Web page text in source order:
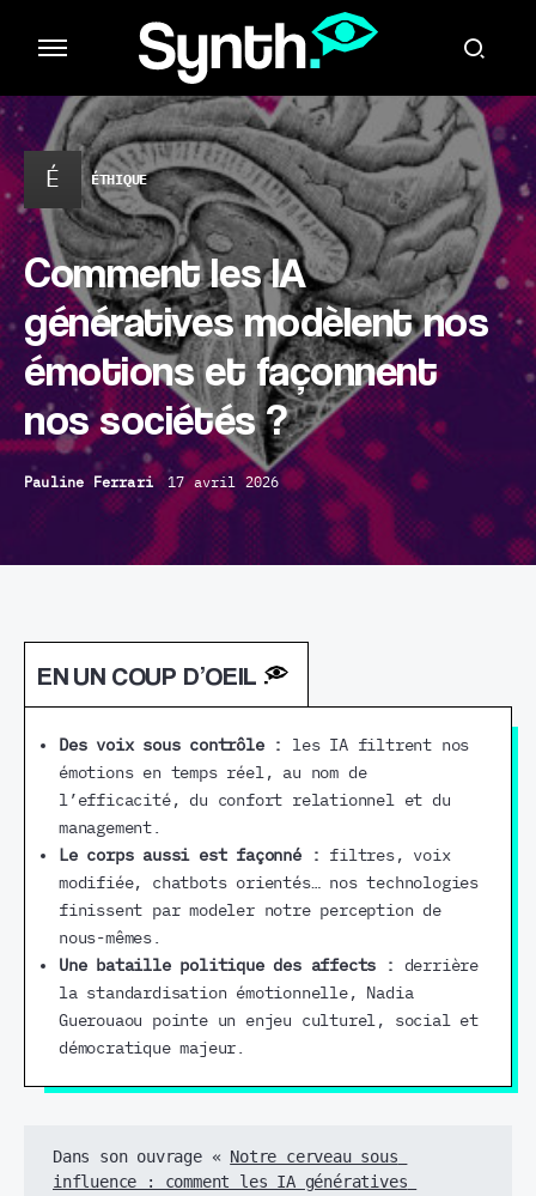
É ÉTHIQUE
Comment les IA
génératives modèlent nos
émotions et façonnent
nos sociétés ?
Pauline Ferrari 17 avril 2026
EN UN COUP D’OEIL
Des voix sous contrôle :
les IA filtrent nos
émotions en temps réel, au nom de
l’efficacité, du confort relationnel et du
management.
Le corps aussi est façonné : filtres, voix
modifiée, chatbots orientés… nos technologies
finissent par modeler notre perception de
nous-mêmes.
Une bataille politique des affects : derrière
la standardisation émotionnelle, Nadia
Guerouaou pointe un enjeu culturel, social et
démocratique majeur.
Dans son ouvrage « Notre cerveau sous
influence : comment les IA génératives